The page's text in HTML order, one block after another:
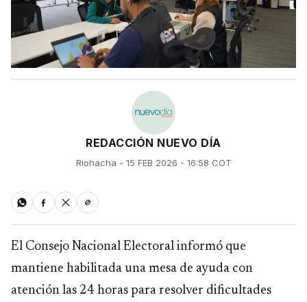
REDACCIÓN NUEVO DÍA
Riohacha - 15 FEB 2026 - 16:58 COT
El Consejo Nacional Electoral informó que
mantiene habilitada una mesa de ayuda con
atención las 24 horas para resolver dificultades